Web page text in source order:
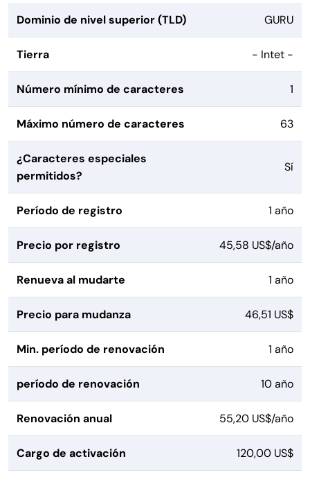
Dominio de nivel superior (TLD) GURU
Tierra - Intet -
Número mínimo de caracteres 1
Máximo número de caracteres 63
¿Caracteres especiales
permitidos?
Sí
Período de registro 1 año
Precio por registro 45,58 US$/año
Renueva al mudarte 1 año
Precio para mudanza 46,51 US$
Min. período de renovación 1 año
período de renovación 10 año
Renovación anual 55,20 US$/año
Cargo de activación 120,00 US$